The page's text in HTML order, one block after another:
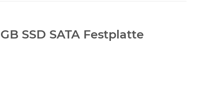
SSD SATA Festplatte